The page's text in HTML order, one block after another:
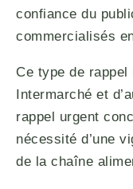
confiance du
commercialisés
Ce type de rappel
Intermarché et
rappel urgent
nécessité d’une
de la chaîne